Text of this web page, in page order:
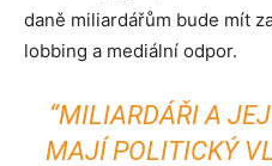
daně miliardářům bude mít
lobbing a mediální odpor.
“MILIARDÁŘI A
MAJÍ POLITICKÝ